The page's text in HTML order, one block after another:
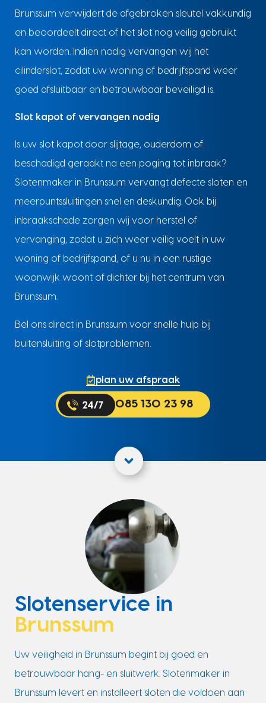
Brunssum verwijdert de afgebroken sleutel vakkundig
en beoordeelt direct of het slot nog veilig gebruikt
kan worden. Indien nodig vervangen wij het
cilinderslot, zodat uw woning of bedrijfspand weer
goed afsluitbaar en betrouwbaar beveiligd is.
Slot kapot of vervangen nodig
Is uw slot kapot door slijtage, ouderdom of
beschadigd geraakt na een poging tot inbraak?
Slotenmaker in Brunssum vervangt defecte sloten en
meerpuntssluitingen snel en deskundig. Ook bij
inbraakschade zorgen wij voor herstel of
vervanging, zodat u zich weer veilig voelt in uw
woning of bedrijfspand, of u nu in een rustige
woonwijk woont of dichter bij het centrum van
Brunssum.
Bel ons direct in Brunssum voor snelle hulp bij
buitensluiting of slotproblemen.
plan uw afspraak
085 130 23 98
Slotenservice in
Brunssum
Uw veiligheid in Brunssum begint bij goed en
betrouwbaar hang- en sluitwerk. Slotenmaker in
Brunssum levert en installeert sloten die voldoen aan